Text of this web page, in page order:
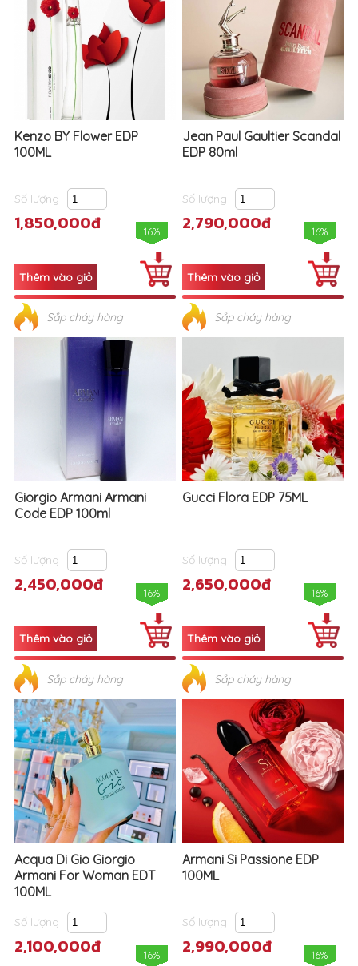
Kenzo BY Flower EDP
100ML
Số lượng
1,850,000đ 16%
Sắp cháy hàng
Jean Paul Gaultier Scandal
EDP 80ml
Số lượng
2,790,000đ 16%
Sắp cháy hàng
Giorgio Armani Armani
Code EDP 100ml
Số lượng
2,450,000đ 16%
Sắp cháy hàng
Gucci Flora EDP 75ML
Số lượng
2,650,000đ 16%
Sắp cháy hàng
Acqua Di Gio Giorgio
Armani For Woman EDT
100ML
Số lượng
2,100,000đ 16%
Armani Si Passione EDP
100ML
Số lượng
2,990,000đ 16%